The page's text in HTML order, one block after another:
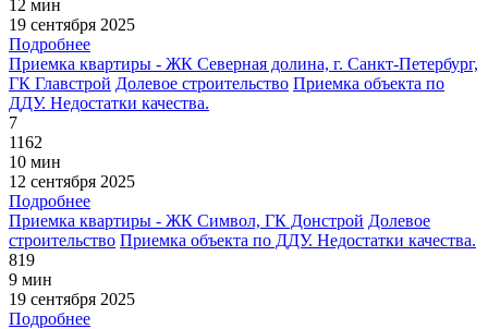
12 мин
19 сентября 2025
Подробнее
Приемка квартиры - ЖК Северная долина, г. Санкт-Петербург,
ГК Главстрой Долевое строительство Приемка объекта по
ДДУ. Недостатки качества.
7
1162
10 мин
12 сентября 2025
Подробнее
Приемка квартиры - ЖК Символ, ГК Донстрой Долевое
строительство Приемка объекта по ДДУ. Недостатки качества.
819
9 мин
19 сентября 2025
Подробнее